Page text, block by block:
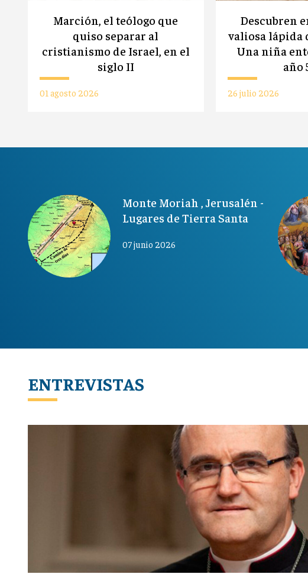
Marción, el teólogo que
quiso separar al
cristianismo de Israel, en el
siglo II
01 agosto 2026
Descubren
valiosa lápida
Una niña
año
26 julio 2026
Monte Moriah , Jerusalén -
Lugares de Tierra Santa
07 junio 2026
ENTREVISTAS